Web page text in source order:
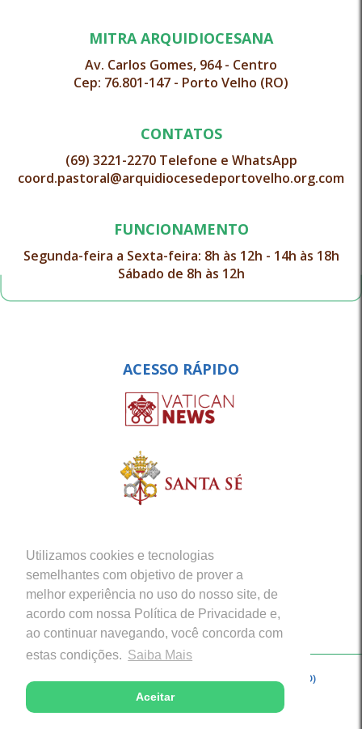
Utilizamos cookies e tecnologias
semelhantes com objetivo de prover a
melhor experiência no uso do nosso site, de
acordo com nossa Política de Privacidade e,
ao continuar navegando, você concorda com
estas condições. Saiba Mais
Aceitar
MITRA ARQUIDIOCESANA
Av. Carlos Gomes, 964 - Centro
Cep: 76.801-147 - Porto Velho (RO)
CONTATOS
(69) 3221-2270 Telefone e WhatsApp
coord.pastoral@arquidiocesedeportovelho.org.com
FUNCIONAMENTO
Segunda-feira a Sexta-feira: 8h às 12h - 14h às 18h
Sábado de 8h às 12h
ACESSO RÁPIDO
Copyright © 2026 - Arquidiocese de Porto Velho (RO)
Desenvolvido com excelência por